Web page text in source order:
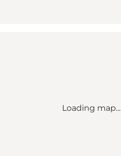
Loading map...